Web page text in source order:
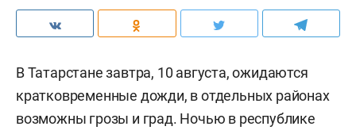
В Татарстане завтра, 10 августа, ожидаются
кратковременные дожди, в отдельных районах
возможны грозы и град. Ночью в республике